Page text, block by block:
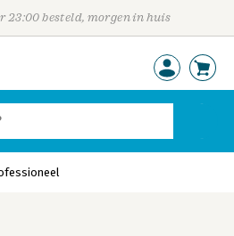
23:00 besteld, morgen in huis